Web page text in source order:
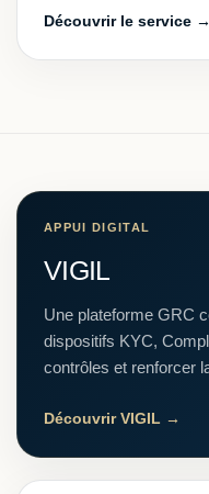
Découvrir le service →
APPUI DIGITAL
VIGIL
Une plateforme GRC
dispositifs KYC,
contrôles et renforcer
Découvrir VIGIL →